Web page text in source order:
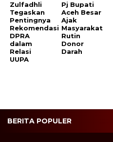
Zulfadhli
Tegaskan
Pentingnya
Rekomendasi
DPRA
dalam
Relasi
UUPA
Pj Bupati
Aceh Besar
Ajak
Masyarakat
Rutin
Donor
Darah
BERITA POPULER